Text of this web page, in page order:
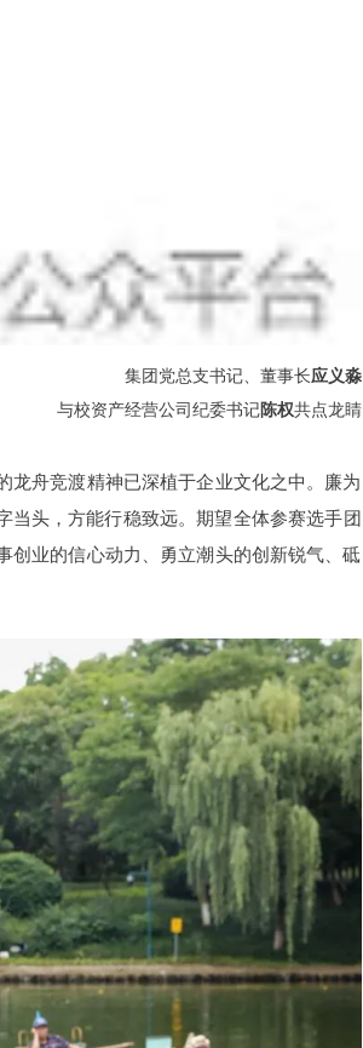
集团党总支书记、董事长应义淼
与校资产经营公司纪委书记陈权共点龙睛
龙舟竞渡精神已深植于企业文化之中。廉为
当头，方能行稳致远。期望全体参赛选手团
创业的信心动力、勇立潮头的创新锐气、砥